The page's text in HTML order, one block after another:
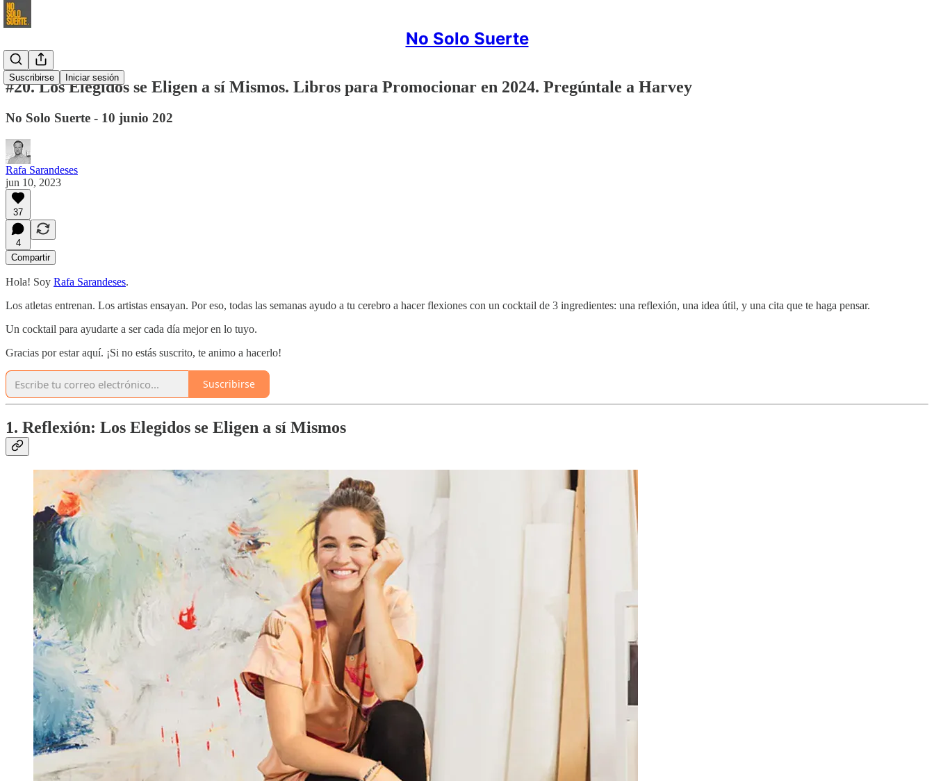
No Solo Suerte
Suscribirse Iniciar sesión
#20. Los Elegidos se Eligen a sí Mismos. Libros para Promocionar en 2024. Pregúntale a Harvey
No Solo Suerte - 10 junio 202
Rafa Sarandeses
jun 10, 2023
37
4
Compartir
Hola! Soy Rafa Sarandeses.
Los atletas entrenan. Los artistas ensayan. Por eso, todas las semanas ayudo a tu cerebro a hacer flexiones con un cocktail de 3 ingredientes: una reflexión, una idea útil, y una cita que te haga pensar.
Un cocktail para ayudarte a ser cada día mejor en lo tuyo.
Gracias por estar aquí. ¡Si no estás suscrito, te animo a hacerlo!
Suscribirse
1. Reflexión: Los Elegidos se Eligen a sí Mismos